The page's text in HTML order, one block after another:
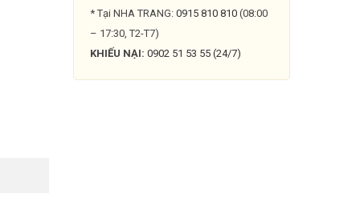
* Tại NHA TRANG: 0915 810 810 (08:00
– 17:30, T2-T7)
KHIẾU NẠI: 0902 51 53 55 (24/7)